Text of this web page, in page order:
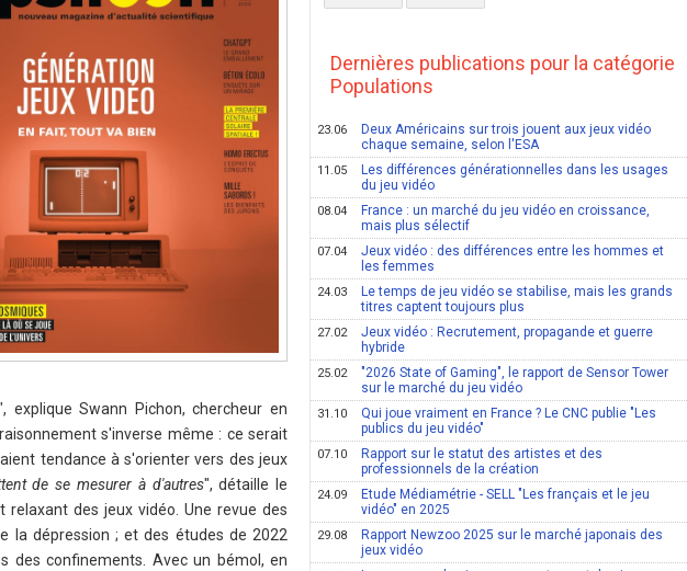
explique Swann Pichon, chercheur en
s'inverse même : ce serait
tendance à s'orienter vers des jeux
de se mesurer à d'autres", détaille le
des jeux vidéo. Une revue des
la dépression ; et des études de 2022
des confinements. Avec un bémol, en
Dernières publications pour la catégorie
Populations
23.06
Deux Américains sur trois jouent aux jeux vidéo
chaque semaine, selon l'ESA
11.05
Les différences générationnelles dans les usages
du jeu vidéo
08.04
France : un marché du jeu vidéo en croissance,
mais plus sélectif
07.04
Jeux vidéo : des différences entre les hommes et
les femmes
24.03
Le temps de jeu vidéo se stabilise, mais les grands
titres captent toujours plus
27.02
Jeux vidéo : Recrutement, propagande et guerre
hybride
25.02
"2026 State of Gaming", le rapport de Sensor Tower
sur le marché du jeu vidéo
31.10
Qui joue vraiment en France ? Le CNC publie "Les
publics du jeu vidéo"
07.10
Rapport sur le statut des artistes et des
professionnels de la création
24.09
Etude Médiamétrie - SELL "Les français et le jeu
vidéo" en 2025
29.08
Rapport Newzoo 2025 sur le marché japonais des
jeux vidéo